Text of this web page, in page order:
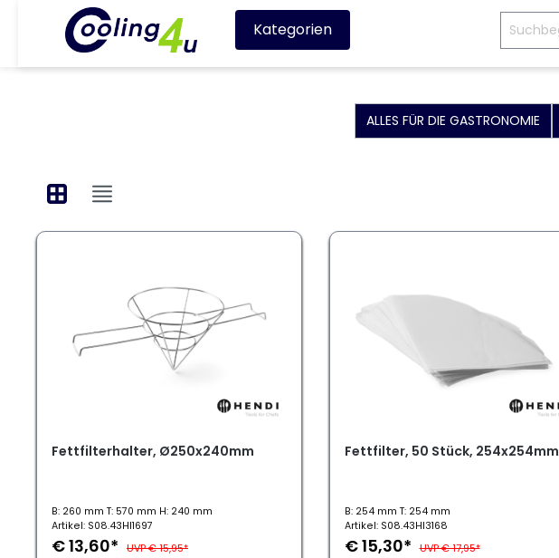
Kategorien
ALLES FÜR DIE GASTRONOMIE
Fettfilterhalter, Ø250x240mm
B: 260 mm T: 570 mm H: 240 mm
Artikel: S08.43HI1697
€ 13,60* UVP € 15,95*
Fettfilter, 50 Stück, 254x254mm
B: 254 mm T: 254 mm
Artikel: S08.43HI3168
€ 15,30* UVP € 17,95*